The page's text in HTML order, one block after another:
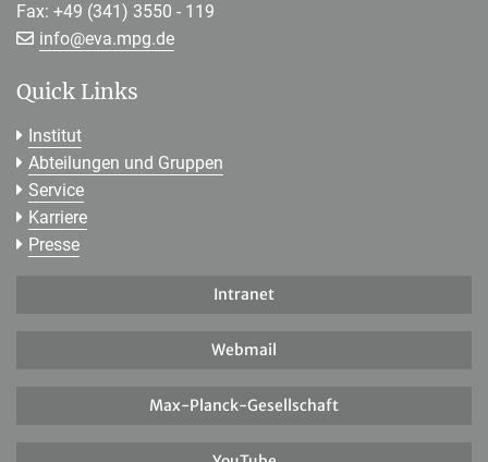
Fax: +49 (341) 3550 - 119
info@[>>> Please remove the text! <<<]
eva.mpg.de
Quick Links
Institut
Abteilungen und Gruppen
Service
Karriere
Presse
Intranet
Webmail
Max-Planck-Gesellschaft